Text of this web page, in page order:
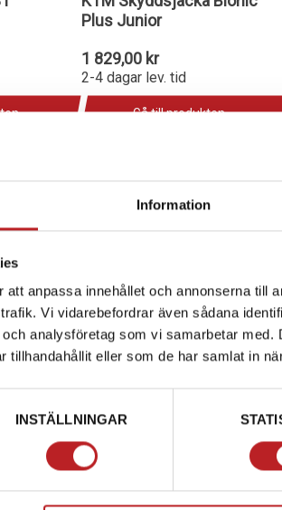
Information
anpassa innehållet och annonserna till
Vi vidarebefordrar även sådana
analysföretag som vi samarbetar
tillhandahållit eller som de har samlat in
INSTÄLLNINGAR
Plus Junior
1 829,00 kr
2-4 dagar lev. tid
Gå till produkten